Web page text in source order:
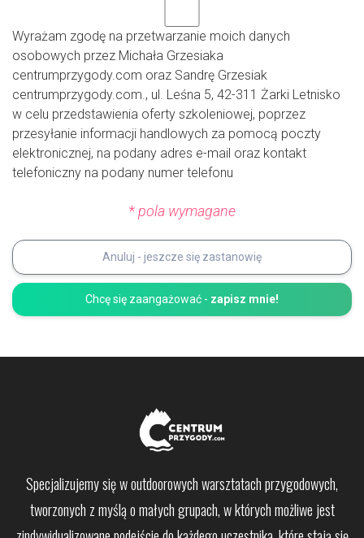
Wyrażam zgodę na przetwarzanie moich danych
osobowych przez Michała Grzesiaka
centrumprzygody.com oraz Sandrę Grzesiak
centrumprzygody.com., ul. Leśna 5, 42-311 Żarki Letnisko
w celu przedstawienia oferty szkoleniowej, poprzez
przesyłanie informacji handlowych za pomocą poczty
elektronicznej, na podany adres e-mail oraz kontakt
telefoniczny na podany numer telefonu
*pola wymagane
Anuluj - jeszcze się zastanowię
Chcę się zaangażować - zapisz mnie!
Specjalizujemy się w outdoorowych warsztatach przygodowych,
tworzonych z myślą o małych grupach,w których możliwe jest